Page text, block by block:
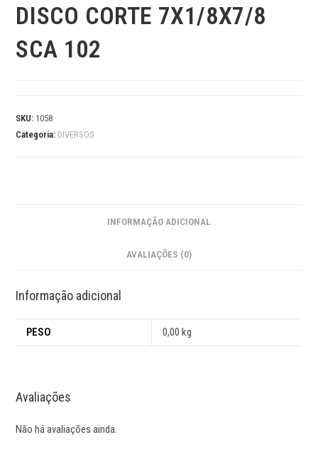
DISCO CORTE 7X1/8X7/8
SCA 102
SKU: 1058
Categoria: DIVERSOS
INFORMAÇÃO ADICIONAL
AVALIAÇÕES (0)
Informação adicional
PESO 0,00 kg
Avaliações
Não há avaliações ainda.